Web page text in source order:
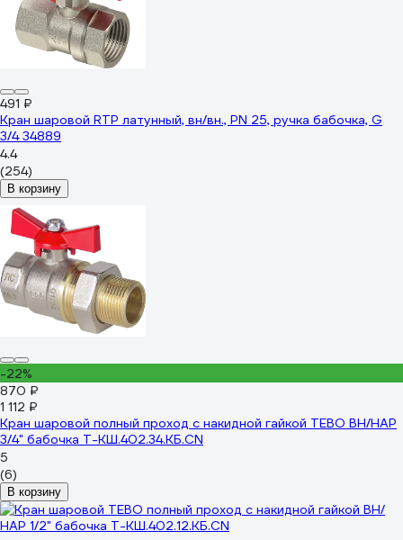
491 ₽
Кран шаровой RTP латунный, вн/вн., PN 25, ручка бабочка, G
3/4 34889
4.4
(254)
В корзину
-22%
870 ₽
1 112 ₽
Кран шаровой полный проход c накидной гайкой TEBO ВН/НАР
3/4" бабочка T-КШ.402.34.КБ.CN
5
(6)
В корзину